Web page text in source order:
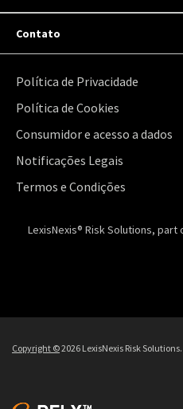
Contato
Política de Privacidade
Política de Cookies
Consumidor e acesso a dados
Notificações Legais
Termos e Condições
LexisNexis® Risk Solutions, part
Copyright ©2026 LexisNexis Risk Solutions.